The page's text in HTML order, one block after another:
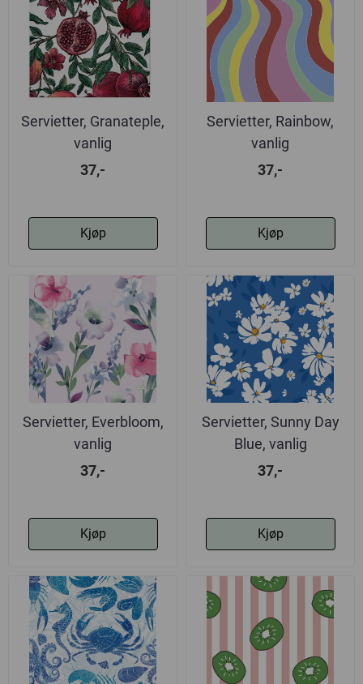
Servietter, Granateple,
vanlig
37,-
Kjøp
Servietter, Rainbow,
vanlig
37,-
Kjøp
Servietter, Everbloom,
vanlig
37,-
Kjøp
Servietter, Sunny Day
Blue, vanlig
37,-
Kjøp